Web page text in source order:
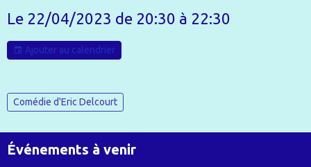
Le 22/04/2023 de 20:30 à 22:30
Ajouter au calendrier
Comédie d'Eric Delcourt
Événements à venir